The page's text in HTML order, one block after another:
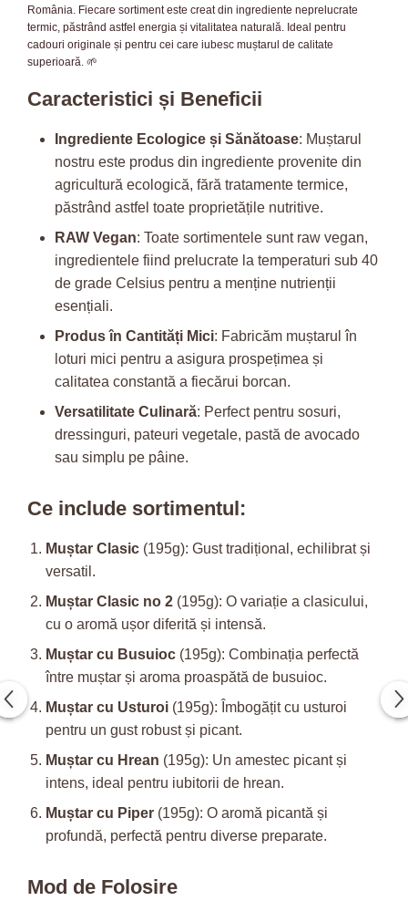
România. Fiecare sortiment este creat din ingrediente neprelucrate
termic, păstrând astfel energia și vitalitatea naturală. Ideal pentru
cadouri originale și pentru cei care iubesc muștarul de calitate
superioară. 🌱
Caracteristici și Beneficii
Ingrediente Ecologice și Sănătoase: Muștarul
nostru este produs din ingrediente provenite din
agricultură ecologică, fără tratamente termice,
păstrând astfel toate proprietățile nutritive.
RAW Vegan: Toate sortimentele sunt raw vegan,
ingredientele fiind prelucrate la temperaturi sub 40
de grade Celsius pentru a menține nutrienții
esențiali.
Produs în Cantități Mici: Fabricăm muștarul în
loturi mici pentru a asigura prospețimea și
calitatea constantă a fiecărui borcan.
Versatilitate Culinară: Perfect pentru sosuri,
dressinguri, pateuri vegetale, pastă de avocado
sau simplu pe pâine.
Ce include sortimentul:
Muștar Clasic (195g): Gust tradițional, echilibrat și
versatil.
Muștar Clasic no 2 (195g): O variație a clasicului,
cu o aromă ușor diferită și intensă.
Muștar cu Busuioc (195g): Combinația perfectă
între muștar și aroma proaspătă de busuioc.
Muștar cu Usturoi (195g): Îmbogățit cu usturoi
pentru un gust robust și picant.
Muștar cu Hrean (195g): Un amestec picant și
intens, ideal pentru iubitorii de hrean.
Muștar cu Piper (195g): O aromă picantă și
profundă, perfectă pentru diverse preparate.
Mod de Folosire